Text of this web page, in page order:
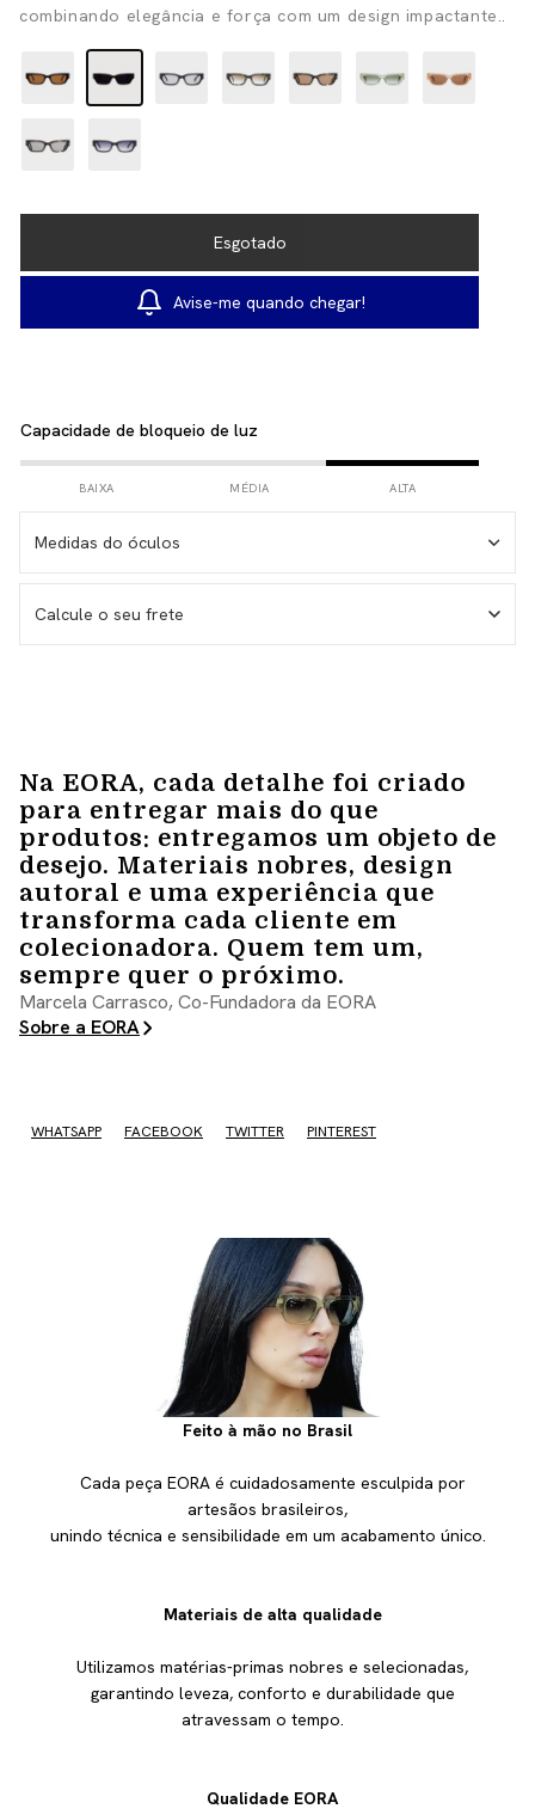
combinando elegância e força com um design impactante..
Avise-me quando chegar!
Capacidade de bloqueio de luz
BAIXA MÉDIA ALTA
Medidas do óculos
Medida da lente – 53 mm
Medida do frontal total – 143 mm
Calcule o seu frete
Na EORA, cada detalhe foi criado
para entregar mais do que
produtos: entregamos um objeto de
desejo. Materiais nobres, design
autoral e uma experiência que
transforma cada cliente em
colecionadora. Quem tem um,
sempre quer o próximo.
Marcela Carrasco, Co-Fundadora da EORA
Sobre a EORA
WHATSAPP FACEBOOK TWITTER PINTEREST
Feito à mão no Brasil
Cada peça EORA é cuidadosamente esculpida por
artesãos brasileiros,
unindo técnica e sensibilidade em um acabamento único.
Materiais de alta qualidade
Utilizamos matérias-primas nobres e selecionadas,
garantindo leveza, conforto e durabilidade que
atravessam o tempo.
Qualidade EORA